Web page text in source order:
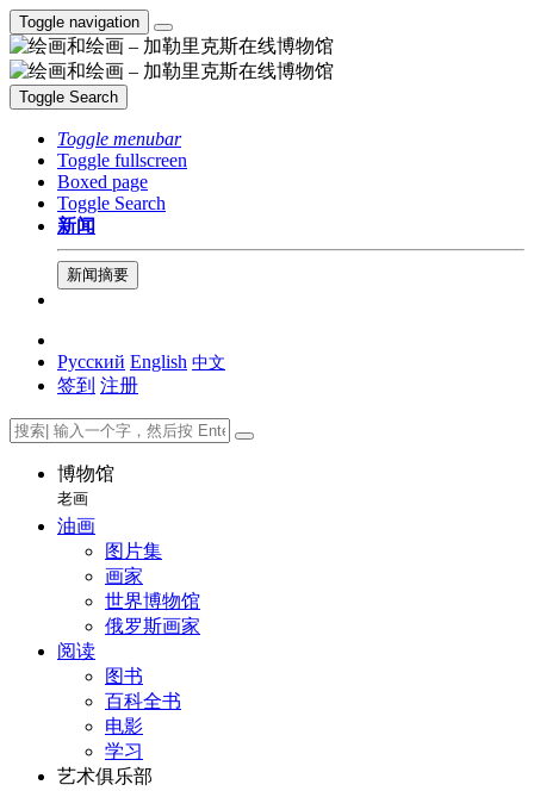
Toggle navigation
Toggle Search
Toggle menubar
Toggle fullscreen
Boxed page
Toggle Search
新闻
新闻摘要
Русский English 中文
签到 注册
博物馆
老画
油画
图片集
画家
世界博物馆
俄罗斯画家
阅读
图书
百科全书
电影
学习
艺术俱乐部